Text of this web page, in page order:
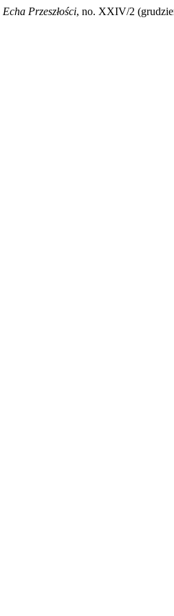
Echa Przeszłości, no. XXIV/2